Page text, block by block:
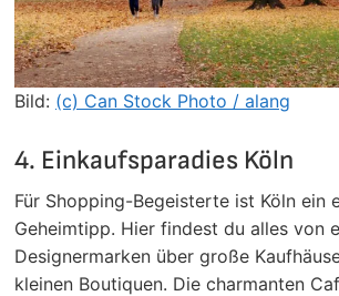
Bild: (c) Can Stock Photo / alang
4. Einkaufsparadies Köln
Für Shopping-Begeisterte ist Köln ein
Geheimtipp. Hier findest du alles von
Designermarken über große
kleinen Boutiquen. Die charmanten